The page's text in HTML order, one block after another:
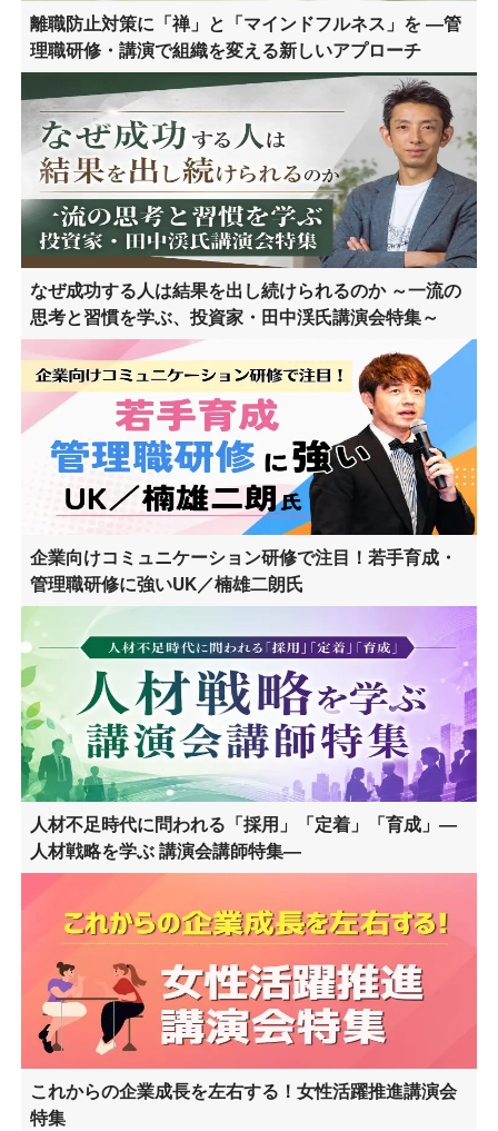
離職防止対策に「禅」と「マインドフルネス」を ―管
理職研修・講演で組織を変える新しいアプローチ
なぜ成功する人は結果を出し続けられるのか ～一流の
思考と習慣を学ぶ、投資家・田中渓氏講演会特集～
企業向けコミュニケーション研修で注目！若手育成・
管理職研修に強いUK／楠雄二朗氏
人材不足時代に問われる「採用」「定着」「育成」―
人材戦略を学ぶ 講演会講師特集―
これからの企業成長を左右する！女性活躍推進講演会
特集